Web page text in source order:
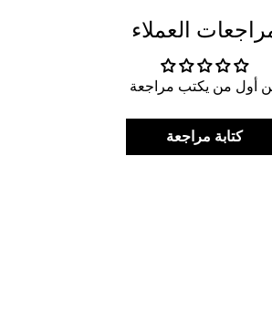
العملاء
أول من يكتب مراجعة
كتابة مراجعة